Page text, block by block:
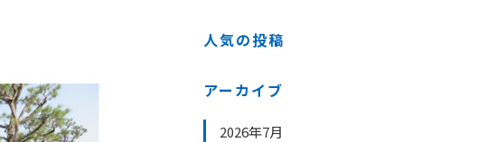
人気の投稿
アーカイブ
2026年7月